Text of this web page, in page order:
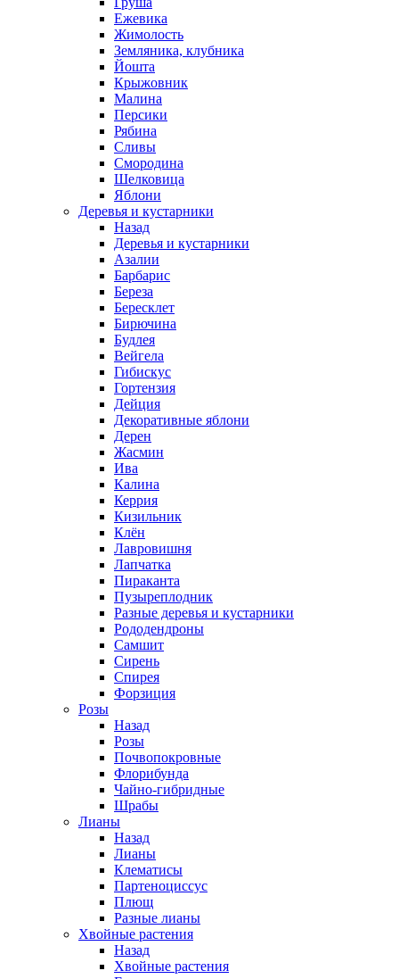
Ежевика
Жимолость
Земляника, клубника
Йошта
Крыжовник
Малина
Персики
Рябина
Сливы
Смородина
Шелковица
Яблони
Деревья и кустарники
Назад
Деревья и кустарники
Азалии
Барбарис
Береза
Бересклет
Бирючина
Будлея
Вейгела
Гибискус
Гортензия
Дейция
Декоративные яблони
Дерен
Жасмин
Ива
Калина
Керрия
Кизильник
Клён
Лавровишня
Лапчатка
Пираканта
Пузыреплодник
Разные деревья и кустарники
Рододендроны
Самшит
Сирень
Спирея
Форзиция
Розы
Назад
Розы
Почвопокровные
Флорибунда
Чайно-гибридные
Шрабы
Лианы
Назад
Лианы
Клематисы
Партеноциссус
Плющ
Разные лианы
Хвойные растения
Назад
Хвойные растения